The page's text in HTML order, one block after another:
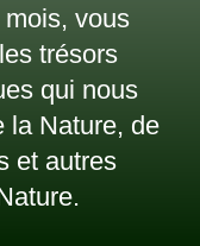
vous
trésors
qui nous
la Nature, de
et autres